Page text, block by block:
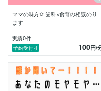
◎歯科スタッフのコミ
スタッフとしてのコミ
歯科衛生士としてキャ
る方！
他の医療・福祉関係者
コミュニケーションを
会になればいいな…と
ぜひ一度ご相談ください⋆*
ママの味方✩ 歯科×食育の相談のり
ます
実績0件
予約受付可
100円/